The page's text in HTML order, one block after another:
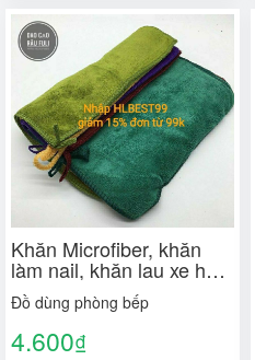
Khăn Microfiber, khăn
làm nail, khăn lau xe hơi,
khăn lau ô tô, khăn đa
năng xuất Nhật 30x30cm
loại dày
Đồ dùng phòng bếp
4.600₫